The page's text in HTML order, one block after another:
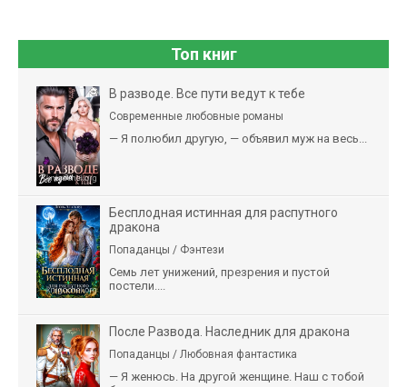
Топ книг
В разводе. Все пути ведут к тебе
Современные любовные романы
— Я полюбил другую, — объявил муж на весь...
Бесплодная истинная для распутного
дракона
Попаданцы / Фэнтези
Семь лет унижений, презрения и пустой
постели....
После Развода. Наследник для дракона
Попаданцы / Любовная фантастика
— Я женюсь. На другой женщине. Наш с тобой